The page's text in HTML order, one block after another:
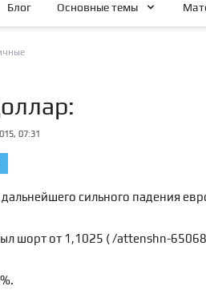
Блог Основные темы
07:31
сильного падения
шорт от 1,1025 (/attenshn-65068